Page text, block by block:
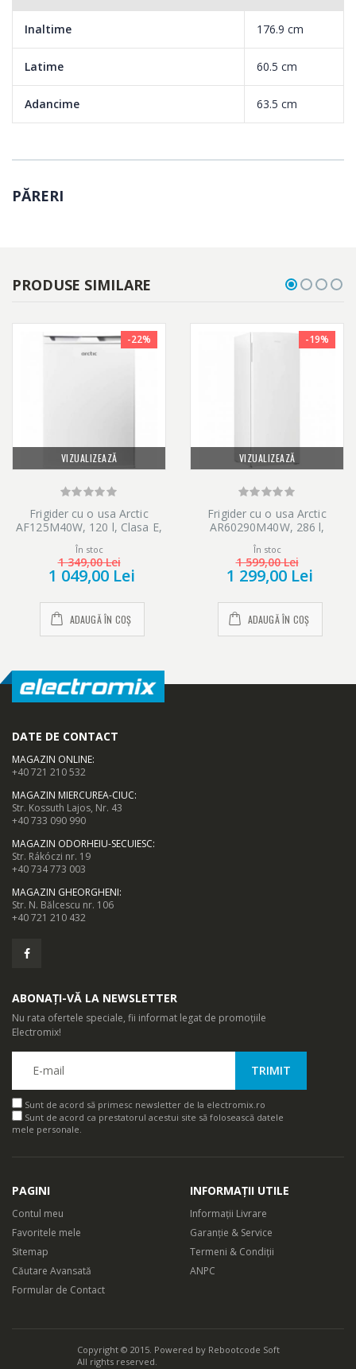
Inaltime 176.9 cm
Latime 60.5 cm
Adancime 63.5 cm
PĂRERI
PRODUSE SIMILARE
VIZUALIZEAZĂ
-22%
Frigider cu o usa Arctic
AF125M40W, 120 l, Clasa E,
În stoc
1 349,00 Lei
1 049,00 Lei
ADAUGĂ ÎN COȘ
VIZUALIZEAZĂ
-19%
Frigider cu o usa Arctic
AR60290M40W, 286 l,
Bolttle, Clasa E, H 150.8 cm,
Alb
În stoc
1 599,00 Lei
1 299,00 Lei
ADAUGĂ ÎN COȘ
DATE DE CONTACT
MAGAZIN ONLINE:
+40 721 210 532
MAGAZIN MIERCUREA-CIUC:
Str. Kossuth Lajos, Nr. 43
+40 733 090 990
MAGAZIN ODORHEIU-SECUIESC:
Str. Rákóczi nr. 19
+40 734 773 003
MAGAZIN GHEORGHENI:
Str. N. Bălcescu nr. 106
+40 721 210 432
ABONAȚI-VĂ LA NEWSLETTER
Nu rata ofertele speciale, fii informat legat de promoțiile
Electromix!
Sunt de acord să primesc newsletter de la electromix.ro
Sunt de acord ca prestatorul acestui site să folosească datele
mele personale.
PAGINI
Contul meu
Favoritele mele
Sitemap
Căutare Avansată
Formular de Contact
INFORMAȚII UTILE
Informații Livrare
Garanție & Service
Termeni & Condiții
ANPC
Copyright © 2015. Powered by Rebootcode Soft
All rights reserved.